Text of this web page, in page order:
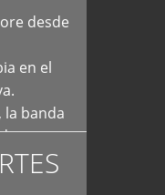
desde
en el
la banda